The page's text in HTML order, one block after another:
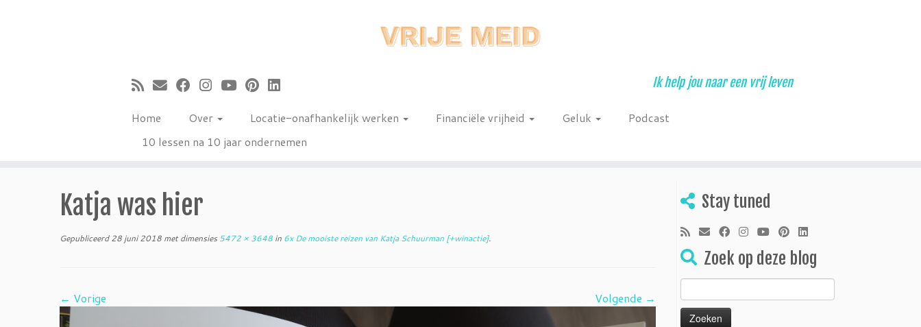
Ik help jou naar een vrij leven
Home Over Locatie-onafhankelijk werken Financiële vrijheid Geluk
Podcast
10 lessen na 10 jaar ondernemen
Katja was hier
Gepubliceerd 28 juni 2018 met dimensies 5472 × 3648 in 6x De mooiste reizen van Katja Schuurman [+winactie].
← Vorige Volgende →
Stay tuned
Zoek op deze blog
Zoeken
naar: